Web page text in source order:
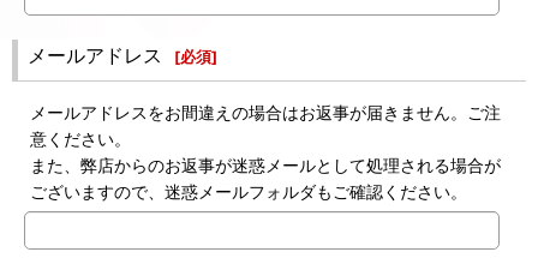
メールアドレス [必須]
メールアドレスをお間違えの場合はお返事が届きません。ご注
意ください。
また、弊店からのお返事が迷惑メールとして処理される場合が
ございますので、迷惑メールフォルダもご確認ください。